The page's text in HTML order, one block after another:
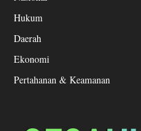
Hukum
Daerah
Ekonomi
Pertahanan & Keamanan